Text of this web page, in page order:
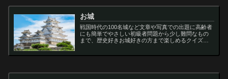
お城
戦国時代の100名城など文章や写真での出題に高齢者
にも簡単でやさしい初級者問題から少し難問なもの
まで、歴史好きお城好きの方まで楽しめるクイズで